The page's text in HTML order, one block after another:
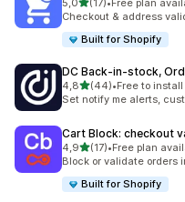
5,0 (17)
17 arvostelua yhteensä
•Free plan
Checkout & address
Built for Shopify
DC Back‑in‑stock,
4,8/ 5 tähteä
(44)
44 arvostelua yhteensä
•Free to install
Set notify me alerts,
Cart Block: checkout
4,9/ 5 tähteä
(17)
17 arvostelua yhteensä
•Free plan
Block or validate orders
Built for Shopify